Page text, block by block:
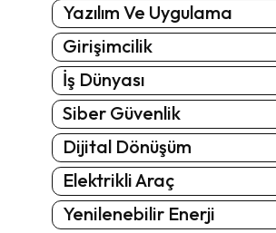
Yazılım Ve Uygulama
Girişimcilik
İş Dünyası
Siber Güvenlik
Dijital Dönüşüm
Elektrikli Araç
Yenilenebilir Enerji